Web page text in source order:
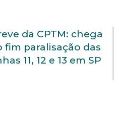
da CPTM: chega
fim paralisação das
11, 12 e 13 em SP